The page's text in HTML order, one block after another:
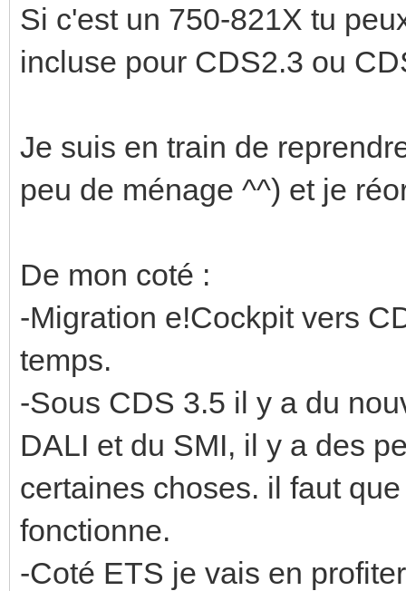
Si c'est un 750-821X tu
incluse pour CDS2.3 ou
Je suis en train de
peu de ménage ^^) et je
De mon coté :
-Migration e!Cockpit vers
temps.
-Sous CDS 3.5 il y a du
DALI et du SMI, il y a des
certaines choses. il faut
fonctionne.
-Coté ETS je vais en